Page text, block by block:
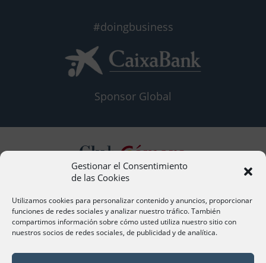
Gestionar el Consentimiento
de las Cookies
Utilizamos cookies para personalizar contenido y anuncios, proporcionar
funciones de redes sociales y analizar nuestro tráfico. También
compartimos información sobre cómo usted utiliza nuestro sitio con
nuestros socios de redes sociales, de publicidad y de analítica.
#doingbusiness
Sponsor Global
Contacto
Síguenos